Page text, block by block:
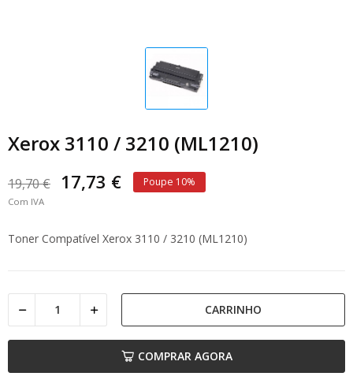
Xerox 3110 / 3210 (ML1210)
19,70 € 17,73 € Poupe 10%
Com IVA
Toner Compatível Xerox 3110 / 3210 (ML1210)
CARRINHO
COMPRAR AGORA